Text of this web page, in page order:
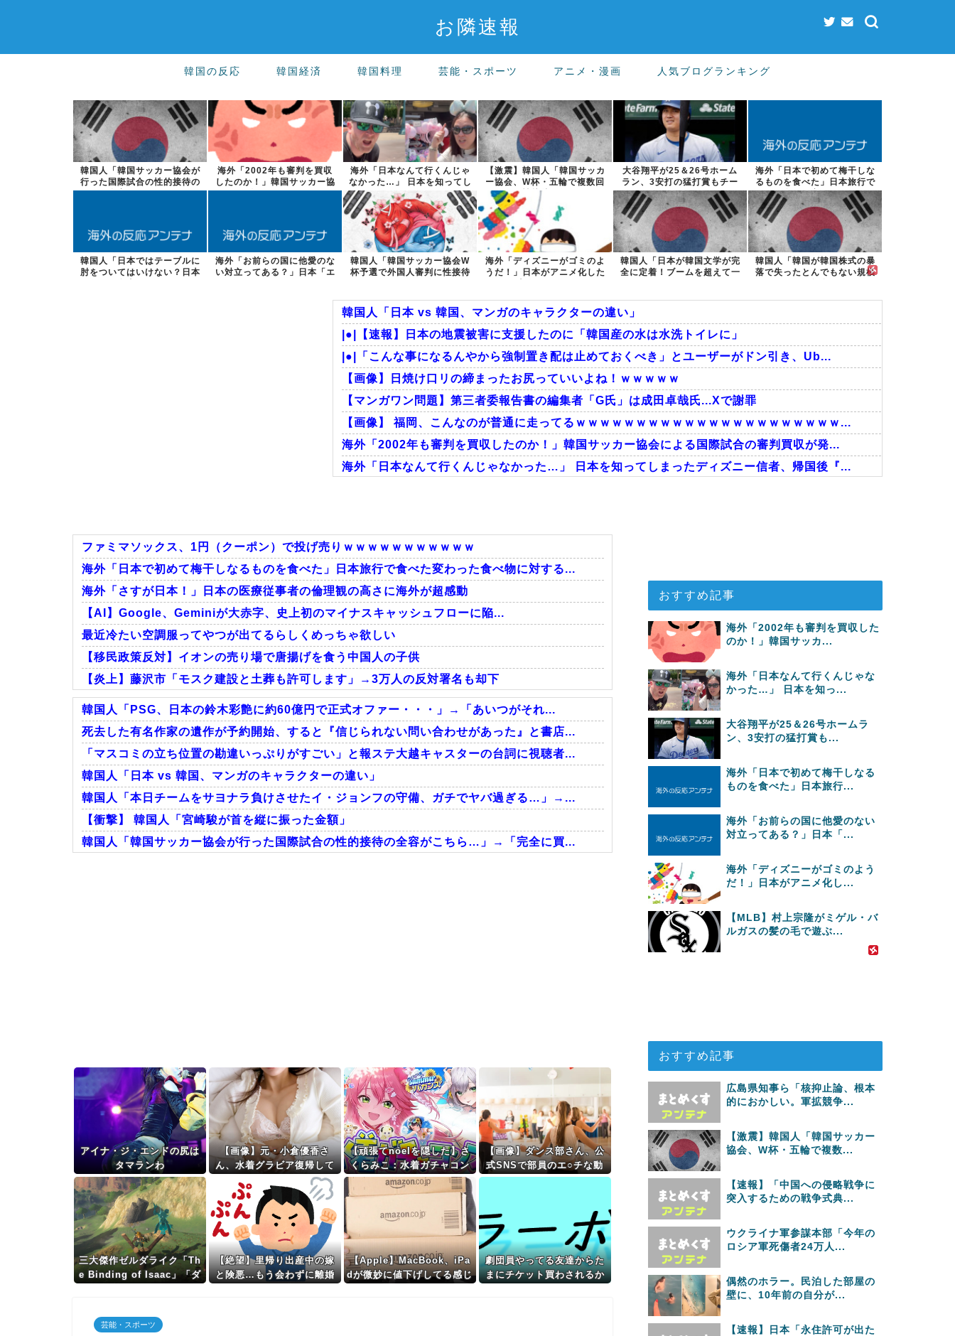
お隣速報
韓国の反応 韓国経済 韓国料理 芸能・スポーツ アニメ・漫画 人気ブログランキング
韓国人「韓国サッカー協会が
行った国際試合の性的接待の
全容がこちら...
海外「2002年も審判を買収
したのか！」韓国サッカー協
会による国...
海外「日本なんて行くんじゃ
なかった…」 日本を知ってし
まったディ...
【激震】韓国人「韓国サッカ
ー協会、W杯・五輪で複数回
の性接待を行...
大谷翔平が25＆26号ホーム
ラン、3安打の猛打賞もチー
ムはまさか...
海外「日本で初めて梅干しな
るものを食べた」日本旅行で
食べた変わっ...
韓国人「日本ではテーブルに
肘をついてはいけない？日本
海外「お前らの国に他愛のな
い対立ってある？」日本「エ
韓国人「韓国サッカー協会W
杯予選で外国人審判に性接待
海外「ディズニーがゴミのよ
うだ！」日本がアニメ化した
韓国人「日本が韓国文学が完
全に定着！ブームを超えて一
韓国人「韓国が韓国株式の暴
落で失ったとんでもない規模
韓国人「日本 vs 韓国、マンガのキャラクターの違い」
|●|【速報】日本の地震被害に支援したのに「韓国産の水は水洗トイレに」
|●|「こんな事になるんやから強制置き配は止めておくべき」とユーザーがドン引き、Ub...
【画像】日焼け口リの締まったお尻っていいよね！ｗｗｗｗｗ
【マンガワン問題】第三者委報告書の編集者「G氏」は成田卓哉氏...Xで謝罪
【画像】 福岡、こんなのが普通に走ってるｗｗｗｗｗｗｗｗｗｗｗｗｗｗｗｗｗｗｗｗｗｗ...
海外「2002年も審判を買収したのか！」韓国サッカー協会による国際試合の審判買収が発...
海外「日本なんて行くんじゃなかった…」 日本を知ってしまったディズニー信者、帰国後『...
韓国人「韓国サッカー協会W杯予選で外国人審判に性接待したことが発覚！」
Powered by livedoor 相互RSS
ファミマソックス、1円（クーポン）で投げ売りｗｗｗｗｗｗｗｗｗｗｗ
海外「日本で初めて梅干しなるものを食べた」日本旅行で食べた変わった食べ物に対する...
海外「さすが日本！」日本の医療従事者の倫理観の高さに海外が超感動
【AI】Google、Geminiが大赤字、史上初のマイナスキャッシュフローに陥...
最近冷たい空調服ってやつが出てるらしくめっちゃ欲しい
【移民政策反対】イオンの売り場で唐揚げを食う中国人の子供
【炎上】藤沢市「モスク建設と土葬も許可します」→3万人の反対署名も却下
Powered by livedoor 相互RSS
韓国人「PSG、日本の鈴木彩艶に約60億円で正式オファー・・・」→「あいつがそれ...
死去した有名作家の遺作が予約開始、すると『信じられない問い合わせがあった』と書店...
「マスコミの立ち位置の勘違いっぷりがすごい」と報ステ大越キャスターの台詞に視聴者...
韓国人「日本 vs 韓国、マンガのキャラクターの違い」
韓国人「本日チームをサヨナラ負けさせたイ・ジョンフの守備、ガチでヤバ過ぎる…」→...
【衝撃】 韓国人「宮崎駿が首を縦に振った金額」
韓国人「韓国サッカー協会が行った国際試合の性的接待の全容がこちら…」→「完全に買...
アイナ・ジ・エンドの尻は
タマランわ
【画像】元・小倉優香さ
ん、水着グラビア復帰して
シコらせにくるｗ
【頑張てnoelを隠した】さ
くらみこ：水着ガチャコン
プでホロライブドリームを
掴み取れ！
【画像】ダンス部さん、公
式SNSで部員のエ○チな動
画をあげてしまった結果ｗ
三大傑作ゼルダライク「Th
e Binding of Isaac」「ダ
【絶望】里帰り出産中の嫁
と険悪…もう会わずに離婚
【Apple】MacBook、iPa
dが微妙に値下げしてる感じ
劇団員やってる友達からた
まにチケット買わされるか
芸能・スポーツ
おすすめ記事
海外「2002年も審判を買収した
のか！」韓国サッカ...
海外「日本なんて行くんじゃな
かった…」 日本を知っ...
大谷翔平が25＆26号ホームラ
ン、3安打の猛打賞も...
海外「日本で初めて梅干しなる
ものを食べた」日本旅行...
海外「お前らの国に他愛のない
対立ってある？」日本「...
海外「ディズニーがゴミのよう
だ！」日本がアニメ化し...
【MLB】村上宗隆がミゲル・バ
ルガスの髪の毛で遊ぶ...
おすすめ記事
広島県知事ら「核抑止論、根本
的におかしい。軍拡競争...
【激震】韓国人「韓国サッカー
協会、W杯・五輪で複数...
【速報】「中国への侵略戦争に
突入するための戦争式典...
ウクライナ軍参謀本部「今年の
ロシア軍死傷者24万人...
偶然のホラー。民泊した部屋の
壁に、10年前の自分が...
【速報】日本「永住許可が出た